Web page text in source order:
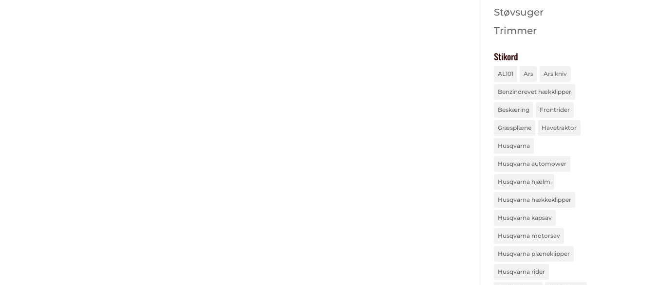
Støvsuger
Trimmer
Stikord
AL101 Ars Ars kniv
Benzindrevet hækklipper
Beskæring Frontrider
Græsplæne Havetraktor
Husqvarna
Husqvarna automower
Husqvarna hjælm
Husqvarna hækkeklipper
Husqvarna kapsav
Husqvarna motorsav
Husqvarna plæneklipper
Husqvarna rider